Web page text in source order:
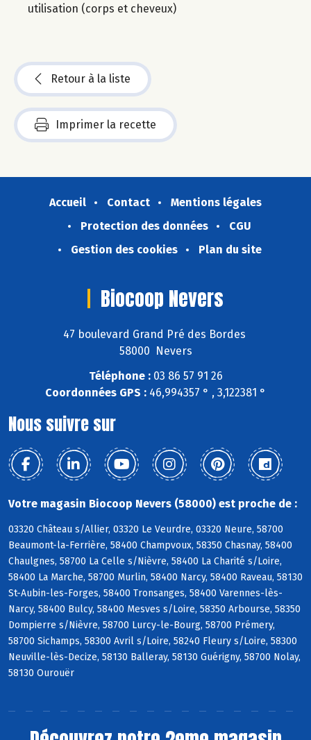
utilisation (corps et cheveux)
Retour à la liste
Imprimer la recette
Accueil Contact
Mentions légales
Protection des données
CGU
Gestion des cookies
Plan du site
Biocoop Nevers
47 boulevard Grand Pré des Bordes
58000 Nevers
Téléphone :03 86 57 91 26
Coordonnées GPS : 46,994357 ° , 3,122381 °
Nous suivre sur
Votre magasin Biocoop Nevers (58000) est proche de :
03320 Château s/Allier, 03320 Le Veurdre, 03320 Neure, 58700
Beaumont-la-Ferrière, 58400 Champvoux, 58350 Chasnay, 58400
Chaulgnes, 58700 La Celle s/Nièvre, 58400 La Charité s/Loire,
58400 La Marche, 58700 Murlin, 58400 Narcy, 58400 Raveau, 58130
St-Aubin-les-Forges, 58400 Tronsanges, 58400 Varennes-lès-
Narcy, 58400 Bulcy, 58400 Mesves s/Loire, 58350 Arbourse, 58350
Dompierre s/Nièvre, 58700 Lurcy-le-Bourg, 58700 Prémery,
58700 Sichamps, 58300 Avril s/Loire, 58240 Fleury s/Loire, 58300
Neuville-lès-Decize, 58130 Balleray, 58130 Guérigny, 58700 Nolay,
58130 Ourouër